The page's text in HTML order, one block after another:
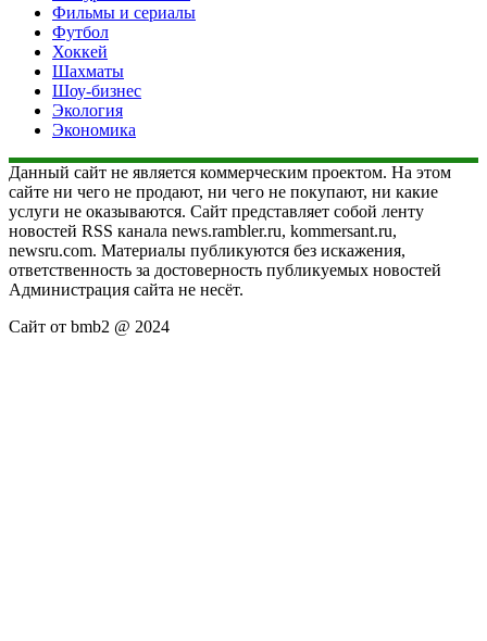
Фильмы и сериалы
Футбол
Хоккей
Шахматы
Шоу-бизнес
Экология
Экономика
Данный сайт не является коммерческим проектом. На этом
сайте ни чего не продают, ни чего не покупают, ни какие
услуги не оказываются. Сайт представляет собой ленту
новостей RSS канала news.rambler.ru, kommersant.ru,
newsru.com. Материалы публикуются без искажения,
ответственность за достоверность публикуемых новостей
Администрация сайта не несёт.
Сайт от bmb2 @ 2024